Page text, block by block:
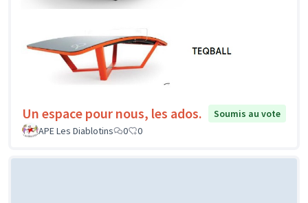
Un espace pour nous, les ados.
Soumis au vote
APE Les Diablotins
0 0